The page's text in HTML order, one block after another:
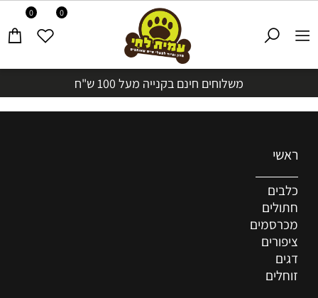
משלוחים חינם בקנייה מעל 100 ש"ח
0 0
ראשי
כלבים
חתולים
מכרסמים
ציפורים
דגים
זוחלים